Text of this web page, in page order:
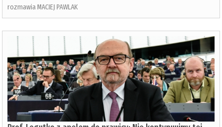
rozmawia MACIEJ PAWLAK